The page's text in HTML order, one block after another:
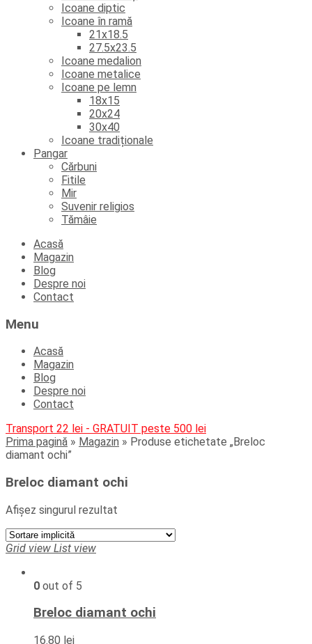
Icoane diptic
Icoane în ramă
21x18.5
27.5x23.5
Icoane medalion
Icoane metalice
Icoane pe lemn
18x15
20x24
30x40
Icoane tradiționale
Pangar
Cărbuni
Fitile
Mir
Suvenir religios
Tămâie
Skip
content
Acasă
Magazin
Blog
Despre noi
Contact
Menu
Acasă
Magazin
Blog
Despre noi
Contact
Transport 22 lei - GRATUIT peste 500 lei
Prima pagină » Magazin » Produse etichetate „Breloc
diamant ochi”
Breloc diamant ochi
Afișez singurul rezultat
Grid view List view
0 out of 5
Breloc diamant ochi
16.80 lei